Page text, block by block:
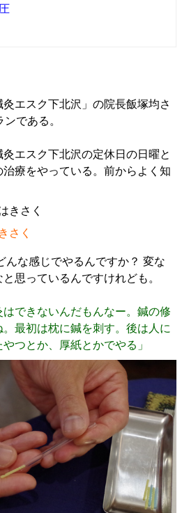
エスク下北沢」の院長飯塚均さ
である。
エスク下北沢の定休日の日曜と
療をやっている。前からよく知
さく
な感じでやるんですか？ 変な
思っているんですけれども。
はできないんだもんなー。鍼の修
最初は枕に鍼を刺す。後は人に
つとか、厚紙とかでやる」